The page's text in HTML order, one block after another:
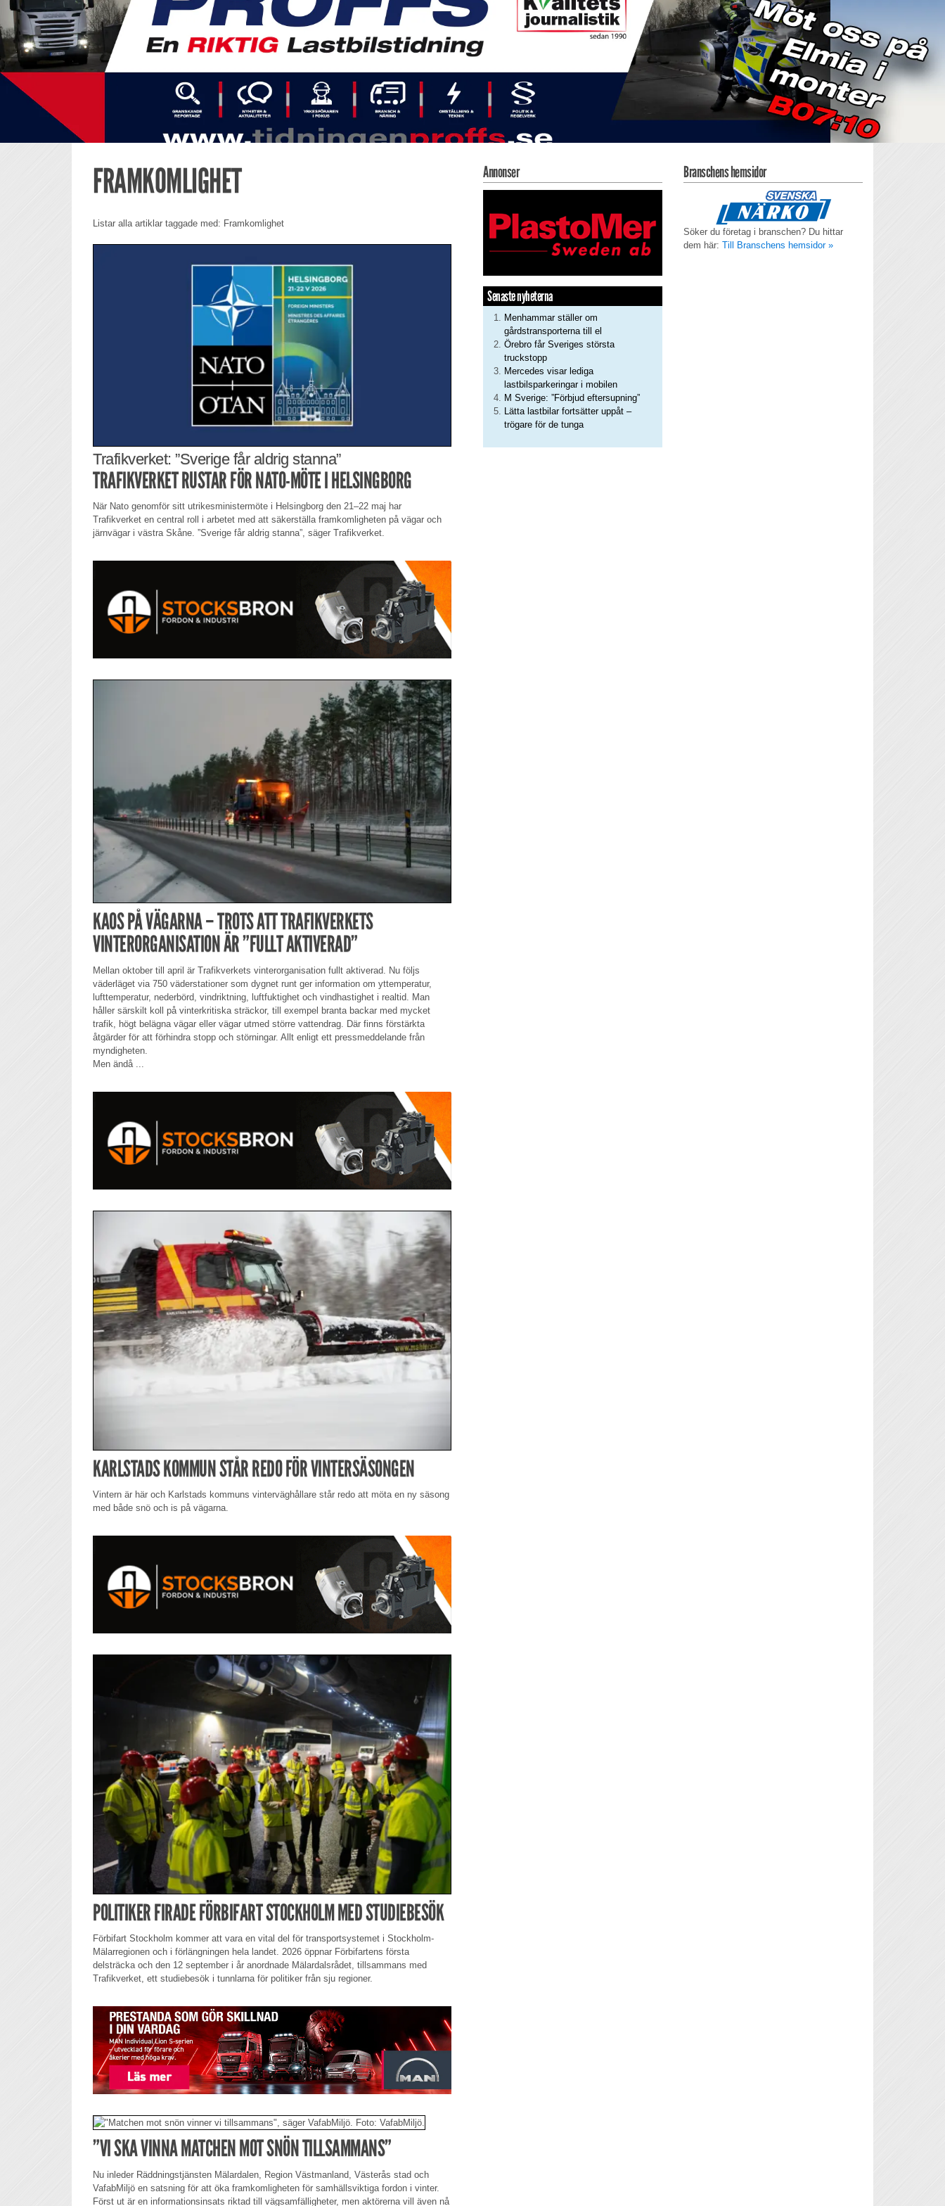
FRAMKOMLIGHET
Listar alla artiklar taggade med: Framkomlighet
Trafikverket: ”Sverige får aldrig stanna”
TRAFIKVERKET RUSTAR FÖR NATO-MÖTE I HELSINGBORG
När Nato genomför sitt utrikesministermöte i Helsingborg den 21–22 maj har
Trafikverket en central roll i arbetet med att säkerställa framkomligheten på vägar och
järnvägar i västra Skåne. ”Sverige får aldrig stanna”, säger Trafikverket.
KAOS PÅ VÄGARNA – TROTS ATT TRAFIKVERKETS
VINTERORGANISATION ÄR ”FULLT AKTIVERAD”
Mellan oktober till april är Trafikverkets vinterorganisation fullt aktiverad. Nu följs
väderläget via 750 väderstationer som dygnet runt ger information om yttemperatur,
lufttemperatur, nederbörd, vindriktning, luftfuktighet och vindhastighet i realtid. Man
håller särskilt koll på vinterkritiska sträckor, till exempel branta backar med mycket
trafik, högt belägna vägar eller vägar utmed större vattendrag. Där finns förstärkta
åtgärder för att förhindra stopp och störningar. Allt enligt ett pressmeddelande från
myndigheten.
Men ändå ...
KARLSTADS KOMMUN STÅR REDO FÖR VINTERSÄSONGEN
Vintern är här och Karlstads kommuns vinterväghållare står redo att möta en ny säsong
med både snö och is på vägarna.
POLITIKER FIRADE FÖRBIFART STOCKHOLM MED STUDIEBESÖK
Förbifart Stockholm kommer att vara en vital del för transportsystemet i Stockholm-
Mälarregionen och i förlängningen hela landet. 2026 öppnar Förbifartens första
delsträcka och den 12 september i år anordnade Mälardalsrådet, tillsammans med
Trafikverket, ett studiebesök i tunnlarna för politiker från sju regioner.
”VI SKA VINNA MATCHEN MOT SNÖN TILLSAMMANS”
Nu inleder Räddningstjänsten Mälardalen, Region Västmanland, Västerås stad och
VafabMiljö en satsning för att öka framkomligheten för samhällsviktiga fordon i vinter.
Först ut är en informationsinsats riktad till vägsamfälligheter, men aktörerna vill även nå
Annonser
Senaste nyheterna
Menhammar ställer om
gårdstransporterna till el
Örebro får Sveriges största
truckstopp
Mercedes visar lediga
lastbilsparkeringar i mobilen
M Sverige: ”Förbjud eftersupning”
Lätta lastbilar fortsätter uppåt –
trögare för de tunga
Branschens hemsidor
Söker du företag i branschen? Du hittar
dem här: Till Branschens hemsidor »